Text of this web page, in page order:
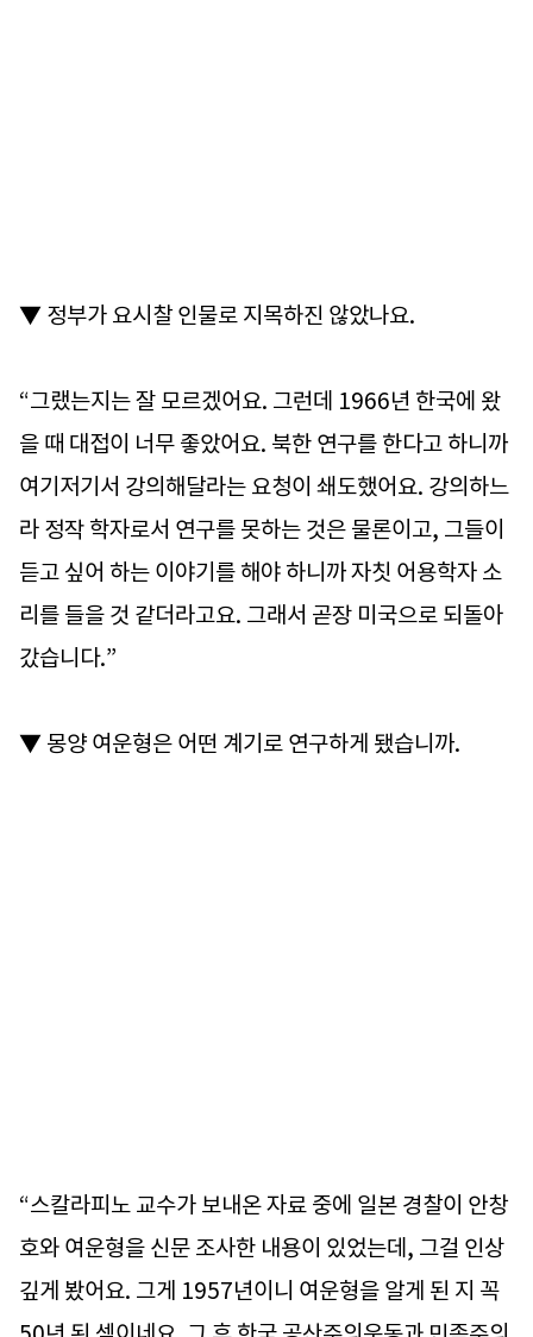
▼ 정부가 요시찰 인물로 지목하진 않았나요.
“그랬는지는 잘 모르겠어요. 그런데 1966년 한국에 왔
을 때 대접이 너무 좋았어요. 북한 연구를 한다고 하니까
여기저기서 강의해달라는 요청이 쇄도했어요. 강의하느
라 정작 학자로서 연구를 못하는 것은 물론이고, 그들이
듣고 싶어 하는 이야기를 해야 하니까 자칫 어용학자 소
리를 들을 것 같더라고요. 그래서 곧장 미국으로 되돌아
갔습니다.”
▼ 몽양 여운형은 어떤 계기로 연구하게 됐습니까.
“스칼라피노 교수가 보내온 자료 중에 일본 경찰이 안창
호와 여운형을 신문 조사한 내용이 있었는데, 그걸 인상
깊게 봤어요. 그게 1957년이니 여운형을 알게 된 지 꼭